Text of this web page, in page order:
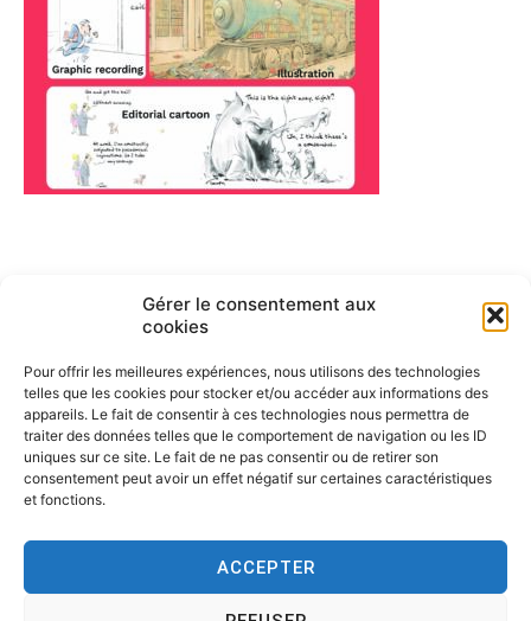
Gérer le consentement aux
cookies
Pour offrir les meilleures expériences, nous utilisons des technologies
telles que les cookies pour stocker et/ou accéder aux informations des
appareils. Le fait de consentir à ces technologies nous permettra de
traiter des données telles que le comportement de navigation ou les ID
uniques sur ce site. Le fait de ne pas consentir ou de retirer son
consentement peut avoir un effet négatif sur certaines caractéristiques
et fonctions.
ACCEPTER
Navigation
de
l’article
ARTICLE PRÉCÉDENT
English cartoons by Tesson